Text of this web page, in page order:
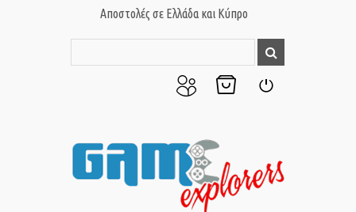
Αποστολές σε Ελλάδα και Κύπρο
μου